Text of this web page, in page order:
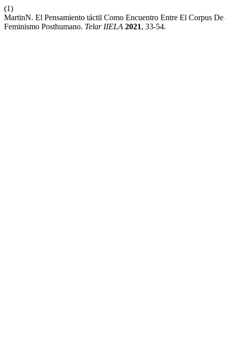
(1)
MartinN. El Pensamiento táctil Como Encuentro Entre El Corpus
Feminismo Posthumano. Telar IIELA 2021, 33-54.